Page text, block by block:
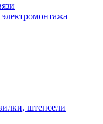
штепсели